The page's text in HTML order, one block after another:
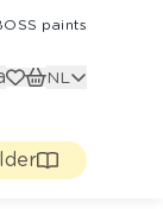
paints
NL